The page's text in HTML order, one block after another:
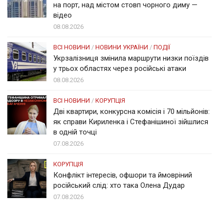
на порт, над містом стовп чорного диму —
відео
08.08.2026
ВСІ НОВИНИ / НОВИНИ УКРАЇНИ / ПОДІЇ
Укрзалізниця змінила маршрути низки поїздів
у трьох областях через російські атаки
08.08.2026
ВСІ НОВИНИ / КОРУПЦІЯ
Дві квартири, конкурсна комісія і 70 мільйонів:
як справи Кириленка і Стефанішиної зійшлися
в одній точці
07.08.2026
КОРУПЦІЯ
Конфлікт інтересів, офшори та ймовріний
російський слід: хто така Олена Дудар
07.08.2026